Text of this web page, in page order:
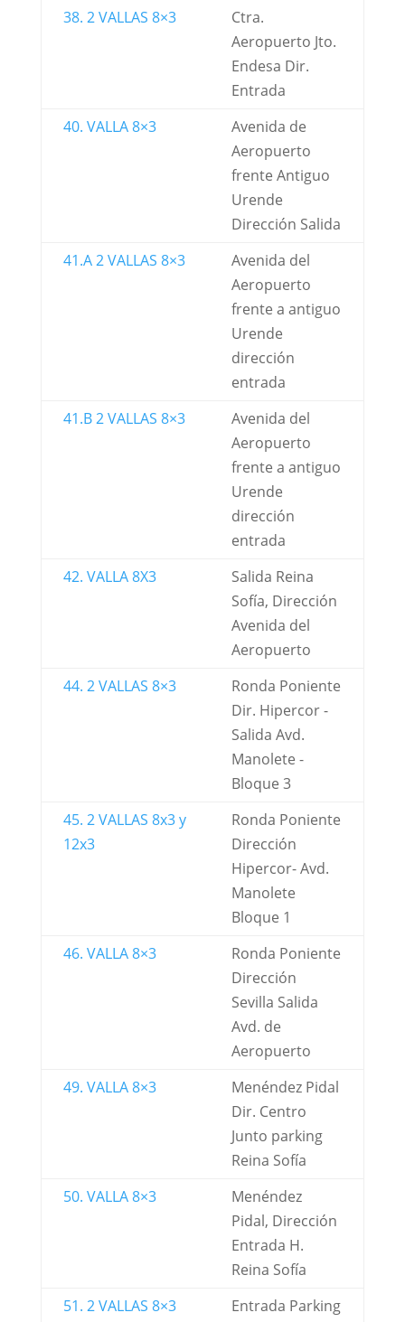
38. 2 VALLAS 8×3
Ctra.
Aeropuerto Jto.
Endesa Dir.
Entrada
40. VALLA 8×3
Avenida de
Aeropuerto
frente Antiguo
Urende
Dirección Salida
41.A 2 VALLAS 8×3
Avenida del
Aeropuerto
frente a antiguo
Urende
dirección
entrada
41.B 2 VALLAS 8×3
Avenida del
Aeropuerto
frente a antiguo
Urende
dirección
entrada
42. VALLA 8X3
Salida Reina
Sofía, Dirección
Avenida del
Aeropuerto
44. 2 VALLAS 8×3
Ronda Poniente
Dir. Hipercor -
Salida Avd.
Manolete -
Bloque 3
45. 2 VALLAS 8x3 y
12x3
Ronda Poniente
Dirección
Hipercor- Avd.
Manolete
Bloque 1
46. VALLA 8×3
Ronda Poniente
Dirección
Sevilla Salida
Avd. de
Aeropuerto
49. VALLA 8×3
Menéndez Pidal
Dir. Centro
Junto parking
Reina Sofía
50. VALLA 8×3
Menéndez
Pidal, Dirección
Entrada H.
Reina Sofía
51. 2 VALLAS 8×3
Entrada Parking